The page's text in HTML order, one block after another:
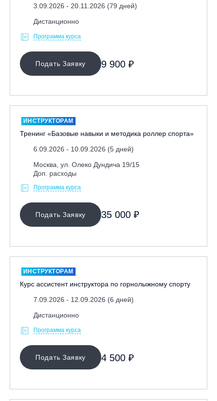
3.09.2026 - 20.11.2026 (79 дней)
Дистанционно
Программа курса
Подать Заявку 9 900 ₽
ИНСТРУКТОРАМ
Тренинг «Базовые навыки и методика роллер спорта»
6.09.2026 - 10.09.2026 (5 дней)
Москва, ул. Олеко Дундича 19/15
Доп. расходы
Программа курса
Подать Заявку 35 000 ₽
ИНСТРУКТОРАМ
Курс ассистент инструктора по горнолыжному спорту
7.09.2026 - 12.09.2026 (6 дней)
Дистанционно
Программа курса
Подать Заявку 4 500 ₽